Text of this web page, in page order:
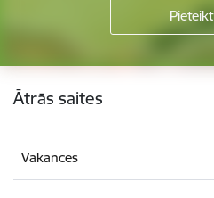
Kājene
Ātrās saites
Vakances